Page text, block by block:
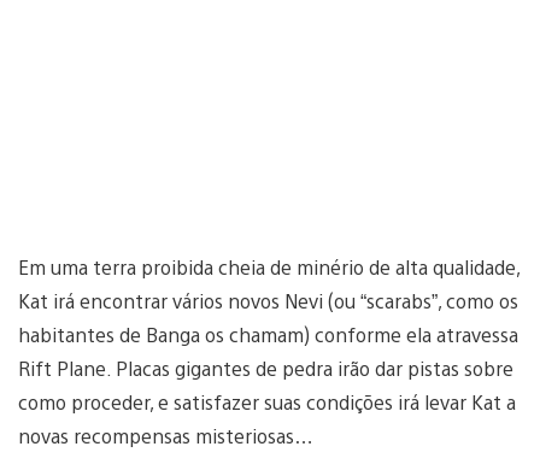
Em uma terra proibida cheia de minério de alta qualidade,
Kat irá encontrar vários novos Nevi (ou “scarabs”, como os
habitantes de Banga os chamam) conforme ela atravessa
Rift Plane. Placas gigantes de pedra irão dar pistas sobre
como proceder, e satisfazer suas condições irá levar Kat a
novas recompensas misteriosas…